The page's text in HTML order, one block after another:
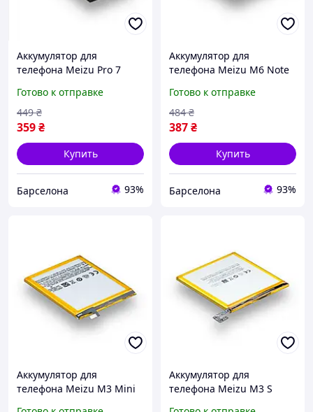
Аккумулятор для
телефона Meizu Pro 7
аккумуляторная батарея
Li-pol 2910 мАч AAAA no
LOGO
Готово к отправке
359₴
449 ₴
Купить
Барселона 93%
Аккумулятор для
телефона Meizu M6 Note
аккумуляторная батарея
Li-pol 3920 мАч AAAA no
LOGO
Готово к отправке
387₴
484 ₴
Купить
Барселона 93%
Аккумулятор для
телефона Meizu M3 Mini
Аккумулятор для
телефона Meizu M3 S